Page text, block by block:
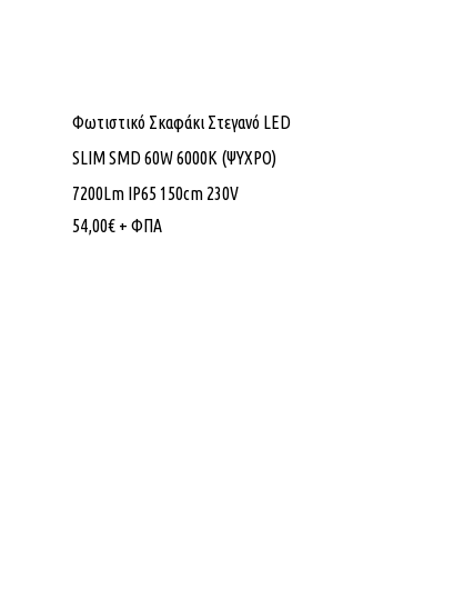
Φωτιστικό Σκαφάκι Στεγανό LED
SLIM SMD 60W 6000K (ΨΥΧΡΟ)
7200Lm IP65 150cm 230V
54,00€ + ΦΠΑ